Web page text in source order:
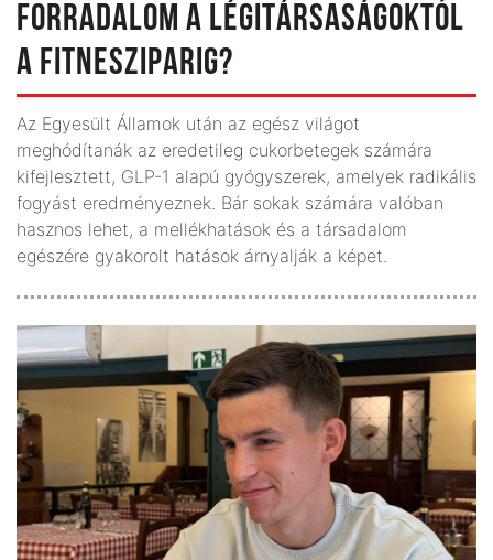
FORRADALOM A LÉGITÁRSASÁGOKTÓL
A FITNESZIPARIG?
Az Egyesült Államok után az egész világot
meghódítanák az eredetileg cukorbetegek számára
kifejlesztett, GLP-1 alapú gyógyszerek, amelyek radikális
fogyást eredményeznek. Bár sokak számára valóban
hasznos lehet, a mellékhatások és a társadalom
egészére gyakorolt hatások árnyalják a képet.